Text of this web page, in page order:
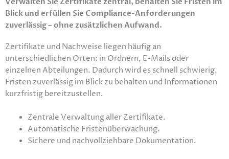
Blick und erfüllen Sie Compliance-Anforderungen
zuverlässig – ohne zusätzlichen Aufwand.
Zertifikate und Nachweise liegen häufig an
unterschiedlichen Orten: in Ordnern, E-Mails oder
einzelnen Abteilungen. Dadurch wird es schnell schwierig,
Fristen zuverlässig im Blick zu behalten und Informationen
kurzfristig bereitzustellen.
Zentrale Verwaltung aller Zertifikate.
Automatische Fristenüberwachung.
Sichere und nachvollziehbare Dokumentation.